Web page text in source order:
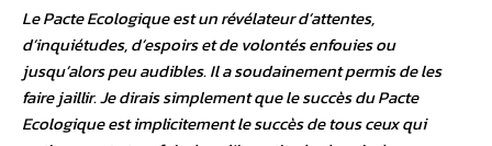
Le Pacte Ecologique est un révélateur d’attentes,
d’inquiétudes, d’espoirs et de volontés enfouies ou
jusqu’alors peu audibles. Il a soudainement permis de les
faire jaillir. Je dirais simplement que le succès du Pacte
Ecologique est implicitement le succès de tous ceux qui